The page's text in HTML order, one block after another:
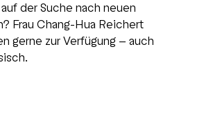
der Suche nach neuen
Frau Chang-Hua Reichert
gerne zur Verfügung - auch